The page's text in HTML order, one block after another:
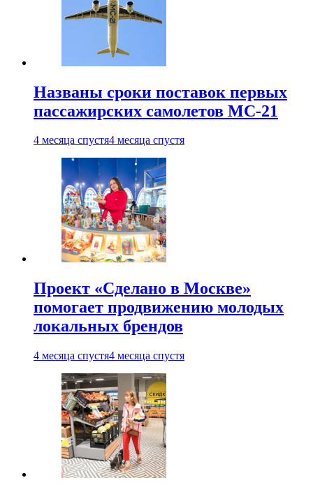
Названы сроки поставок первых
пассажирских самолетов МС-21
4 месяца спустя4 месяца спустя
Проект «Сделано в Москве»
помогает продвижению молодых
локальных брендов
4 месяца спустя4 месяца спустя